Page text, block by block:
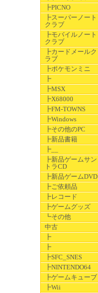
┣PICNO
┣スーパーノート
クラブ
┣モバイルノート
クラブ
┣カードメールク
ラブ
┣ポケモンミニ
┣
┣MSX
┣X68000
┣FM-TOWNS
┣Windows
┣その他のPC
┣新品書籍
┣__
┣新品ゲームサン
トラCD
┣新品ゲームDVD
┣ご依頼品
┣レコード
┣ゲームグッズ
┗その他
中古
┣
┣
┣SFC_SNES
┣NINTENDO64
┣ゲームキューブ
┣Wii